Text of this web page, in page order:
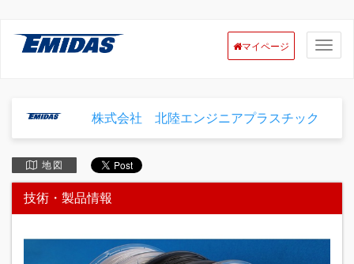
マイページ
株式会社 北陸エンジニアプラスチック
地 図
技術・製品情報